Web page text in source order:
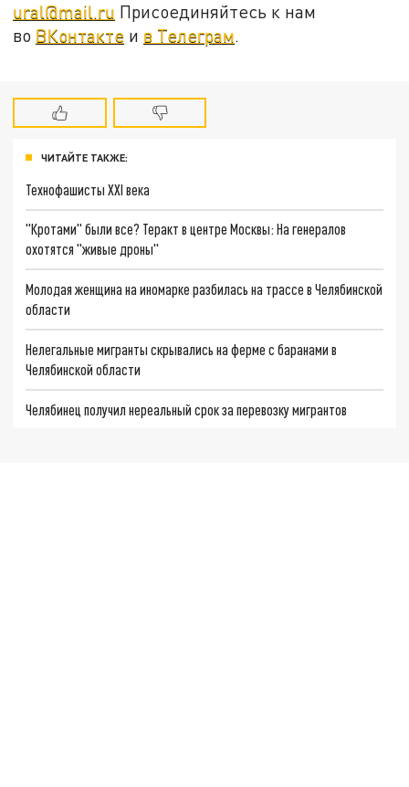
ural@mail.ru Присоединяйтесь к нам
во ВКонтакте и в Телеграм.
ЧИТАЙТЕ ТАКЖЕ:
Технофашисты XXI века
"Кротами" были все? Теракт в центре Москвы: На генералов
охотятся "живые дроны"
Молодая женщина на иномарке разбилась на трассе в Челябинской
области
Нелегальные мигранты скрывались на ферме с баранами в
Челябинской области
Челябинец получил нереальный срок за перевозку мигрантов